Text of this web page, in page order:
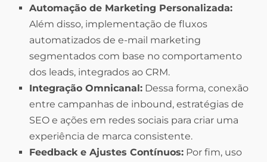
Automação de Marketing Personalizada:
Além disso, implementação de fluxos
automatizados de e-mail marketing
segmentados com base no comportamento
dos leads, integrados ao CRM.
Integração Omnicanal: Dessa forma, conexão
entre campanhas de inbound, estratégias de
SEO e ações em redes sociais para criar uma
experiência de marca consistente.
Feedback e Ajustes Contínuos: Por fim, uso